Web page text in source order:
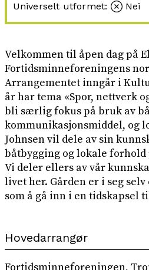
Universelt utformet: Nei
Velkommen til åpen dag på
Fortidsminneforeningens
Arrangementet inngår i
år har tema «Spor, nettverk
bli særlig fokus på bruk av
kommunikasjonsmiddel, og
Johnsen vil dele av sin
båtbygging og lokale forhold
Vi deler ellers av vår
livet her. Gården er i seg
som å gå inn i en tidskapsel
Hovedarrangør